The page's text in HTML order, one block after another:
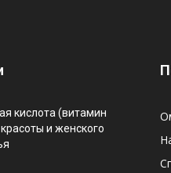
кислота (витамин
и женского